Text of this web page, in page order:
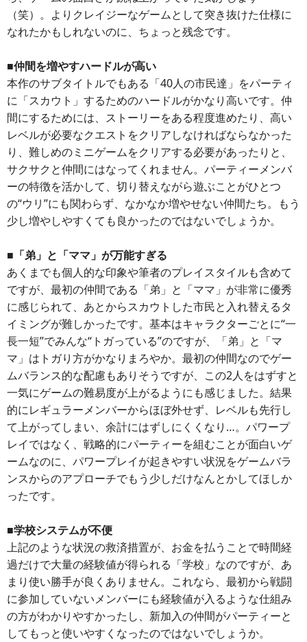
（笑）。よりクレイジーなゲームとして突き抜けた仕様に
なれたかもしれないのに、ちょっと残念です。
■仲間を増やすハードルが高い
本作のサブタイトルでもある「40人の市民達」をパーティ
に「スカウト」するためのハードルがかなり高いです。仲
間にするためには、ストーリーをある程度進めたり、高い
レベルが必要なクエストをクリアしなければならなかった
り、難しめのミニゲームをクリアする必要があったりと、
サクサクと仲間にはなってくれません。パーティーメンバ
ーの特徴を活かして、切り替えながら遊ぶことがひとつ
の“ウリ”にも関わらず、なかなか増やせない仲間たち。もう
少し増やしやすくても良かったのではないでしょうか。
■「弟」と「ママ」が万能すぎる
あくまでも個人的な印象や筆者のプレイスタイルも含めて
ですが、最初の仲間である「弟」と「ママ」が非常に優秀
に感じられて、あとからスカウトした市民と入れ替えるタ
イミングが難しかったです。基本はキャラクターごとに“一
長一短”でみんな“トガっている”のですが、「弟」と「マ
マ」はトガり方がかなりまろやか。最初の仲間なのでゲー
ムバランス的な配慮もありそうですが、この2人をはずすと
一気にゲームの難易度が上がるようにも感じました。結果
的にレギュラーメンバーからほぼ外せず、レベルも先行し
て上がってしまい、余計にはずしにくくなり…。パワープ
レイではなく、戦略的にパーティーを組むことが面白いゲ
ームなのに、パワープレイが起きやすい状況をゲームバラ
ンスからのアプローチでもう少しだけなんとかしてほしか
ったです。
■学校システムが不便
上記のような状況の救済措置が、お金を払うことで時間経
過だけで大量の経験値が得られる「学校」なのですが、あ
まり使い勝手が良くありません。これなら、最初から戦闘
に参加していないメンバーにも経験値が入るような仕組み
の方がわかりやすかったし、新加入の仲間がパーティーと
してもっと使いやすくなったのではないでしょうか。